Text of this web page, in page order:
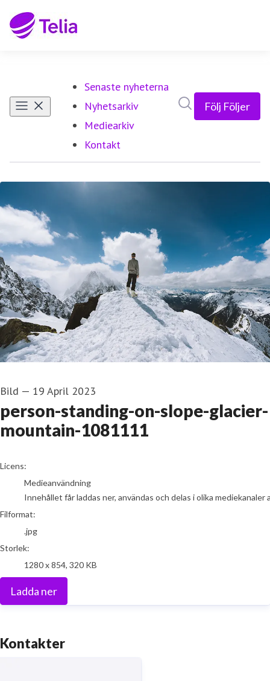
Senaste nyheterna
Nyhetsarkiv
Mediearkiv
Kontakt
Följ Följer
Bild — 19 April 2023
person-standing-on-slope-glacier-
mountain-1081111
go to media item
Licens:
Medieanvändning
Innehållet får laddas ner, användas och delas i olika
Filformat:
.jpg
Storlek:
1280 x 854, 320 KB
Ladda ner
Kontakter